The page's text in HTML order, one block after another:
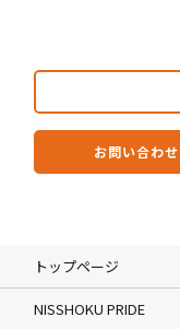
お問い合わせ
トップページ
NISSHOKU PRIDE